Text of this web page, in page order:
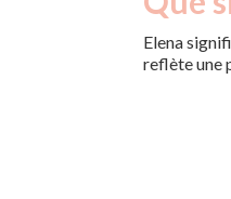
Elena
reflète une